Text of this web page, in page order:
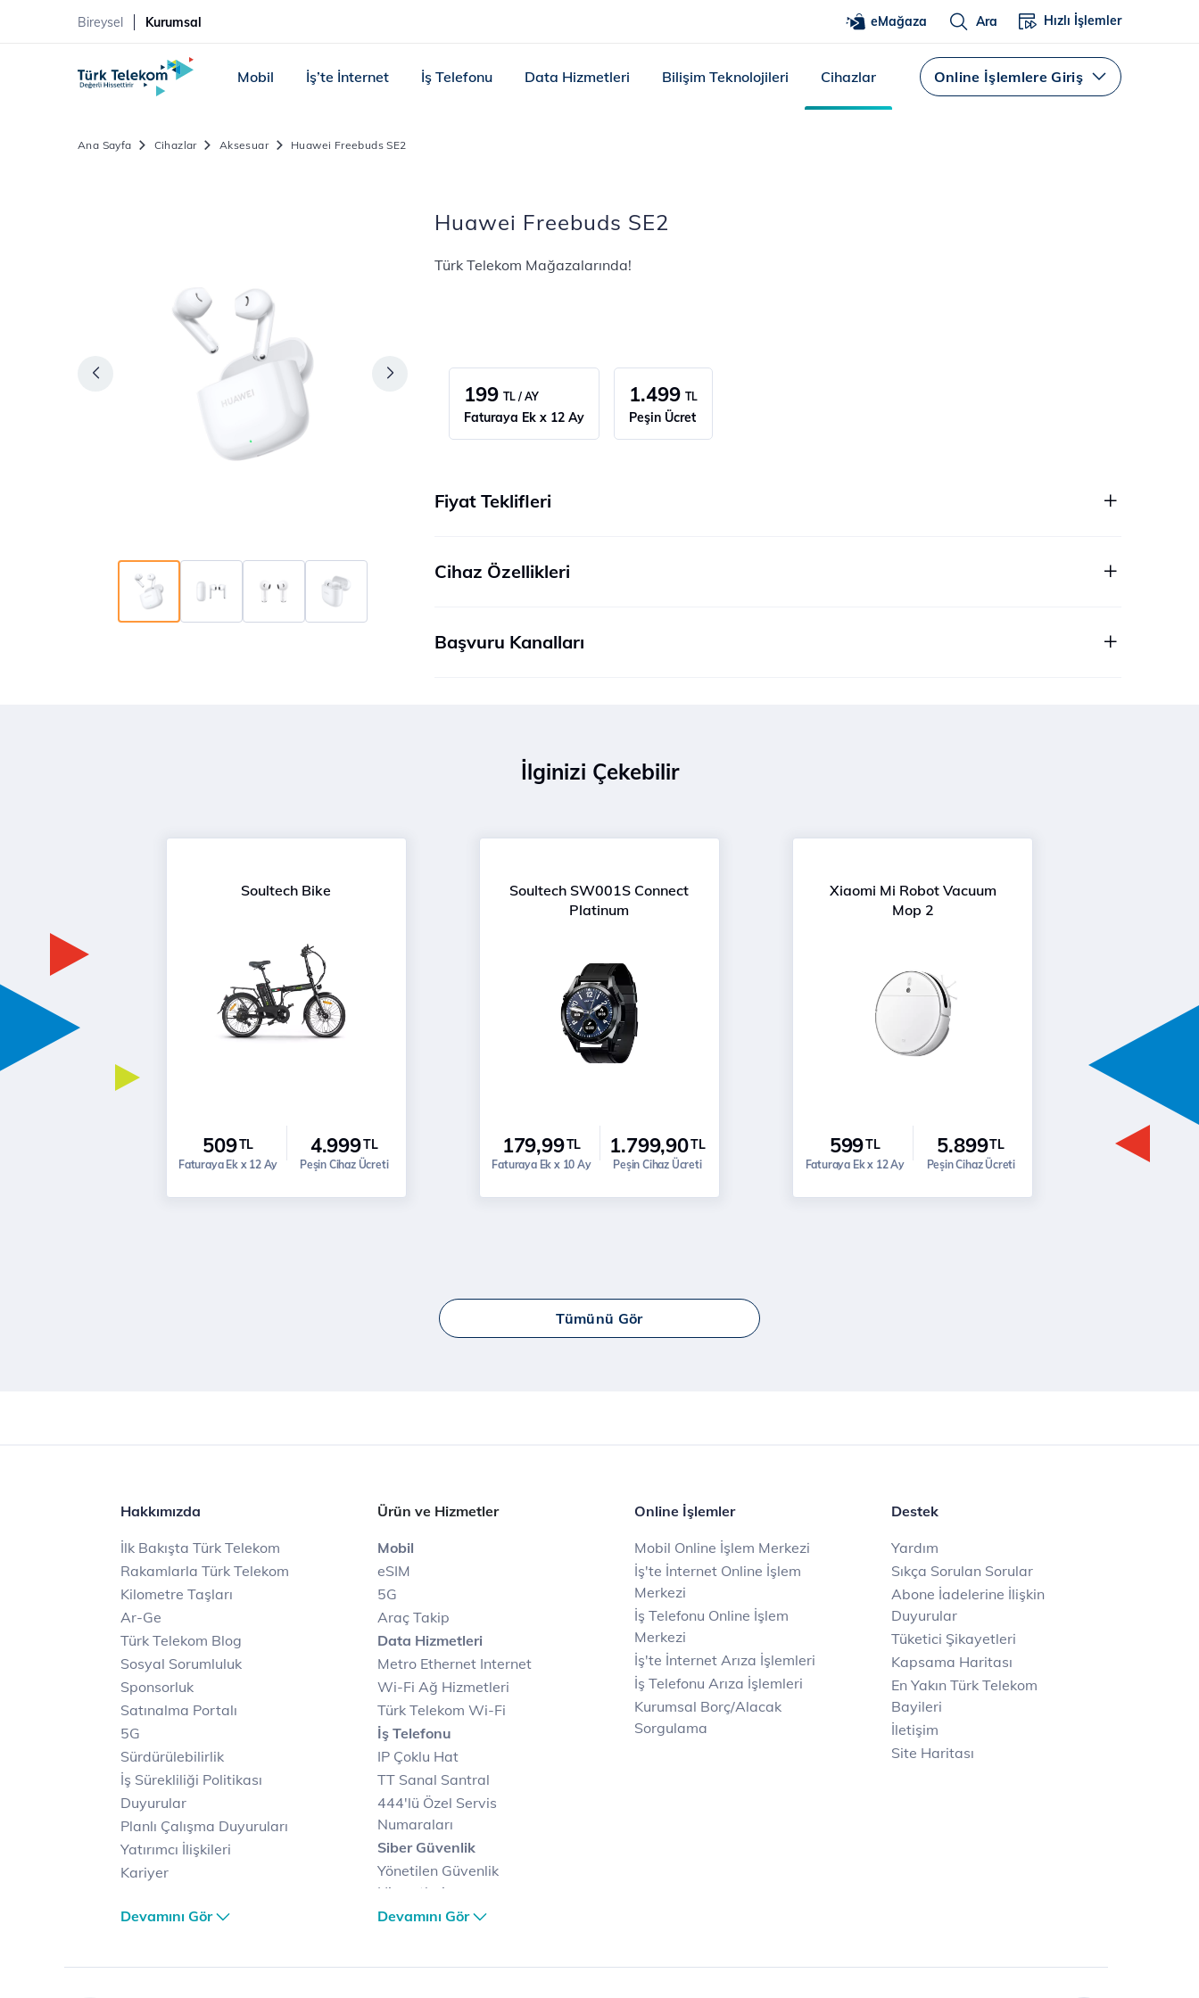
Bireysel Kurumsal eMağaza Ara Hızlı İşlemler
Mobil İş’te İnternet İş Telefonu Data Hizmetleri Bilişim Teknolojileri Cihazlar Online İşlemlere Giriş
Ana Sayfa Cihazlar Aksesuar Huawei Freebuds SE2
Huawei Freebuds SE2
Türk Telekom Mağazalarında!
199 TL / AY
Faturaya Ek x 12 Ay
1.499 TL
Peşin Ücret
Fiyat Teklifleri
Cihaz Özellikleri
Başvuru Kanalları
İlginizi Çekebilir
Soultech Bike
509TL
Faturaya Ek x 12 Ay
4.999TL
Peşin Cihaz Ücreti
Soultech SW001S Connect
Platinum
179,99TL
Faturaya Ek x 10 Ay
1.799,90TL
Peşin Cihaz Ücreti
Xiaomi Mi Robot Vacuum
Mop 2
599TL
Faturaya Ek x 12 Ay
5.899TL
Peşin Cihaz Ücreti
Tümünü Gör
Hakkımızda
İlk Bakışta Türk Telekom
Rakamlarla Türk Telekom
Kilometre Taşları
Ar-Ge
Türk Telekom Blog
Sosyal Sorumluluk
Sponsorluk
Satınalma Portalı
5G
Sürdürülebilirlik
İş Sürekliliği Politikası
Duyurular
Planlı Çalışma Duyuruları
Yatırımcı İlişkileri
Kariyer
Dağıtım
Hizmet Kalitesi Raporları
Devamını Gör
Ürün ve Hizmetler
Mobil
eSIM
5G
Araç Takip
Data Hizmetleri
Metro Ethernet Internet
Wi-Fi Ağ Hizmetleri
Türk Telekom Wi-Fi
İş Telefonu
IP Çoklu Hat
TT Sanal Santral
444'lü Özel Servis
Numaraları
Siber Güvenlik
Yönetilen Güvenlik
Hizmetleri
Siber Güvenlik Merkezi
Devamını Gör
Online İşlemler
Mobil Online İşlem Merkezi
İş'te İnternet Online İşlem
Merkezi
İş Telefonu Online İşlem
Merkezi
İş'te İnternet Arıza İşlemleri
İş Telefonu Arıza İşlemleri
Kurumsal Borç/Alacak
Sorgulama
Destek
Yardım
Sıkça Sorulan Sorular
Abone İadelerine İlişkin
Duyurular
Tüketici Şikayetleri
Kapsama Haritası
En Yakın Türk Telekom
Bayileri
İletişim
Site Haritası